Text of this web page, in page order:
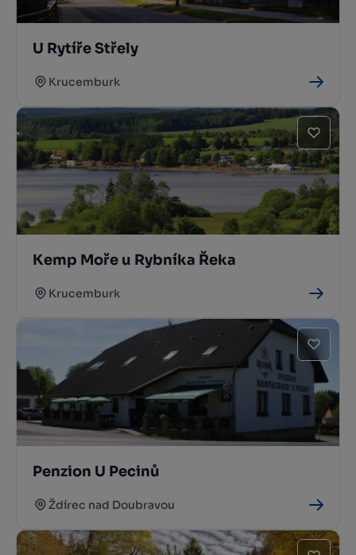
U Rytíře Střely
Krucemburk
Kemp Moře u Rybníka Řeka
Krucemburk
Penzion U Pecinů
Ždírec nad Doubravou